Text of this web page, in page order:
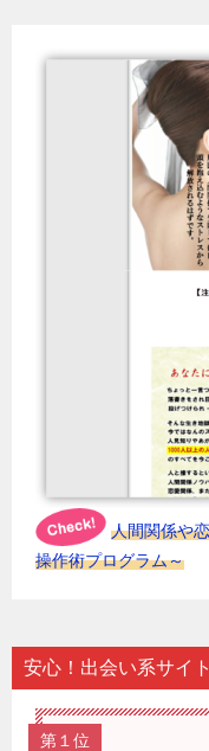
人間関係や
操作術プログラム～
安心！出会い系サイ
第１位